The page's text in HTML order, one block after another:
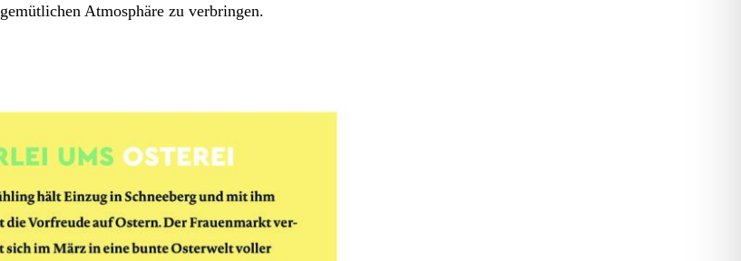
gemütlichen Atmosphäre zu verbringen.